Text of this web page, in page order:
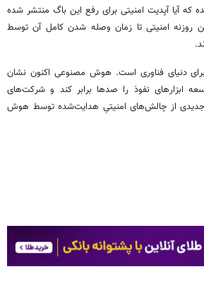
که آیا آپدیت امنیتی برای رفع این باگ منتشر شده
روزنه امنیتی تا زمان وصله شدن کامل آن توسط
دنیای فناوری است. هوش مصنوعی اکنون نشان
ابزارهای نفوذ را صدها برابر کند و شرکت‌های
جدیدی از چالش‌های امنیتیِ هدایت‌شده توسط هوش